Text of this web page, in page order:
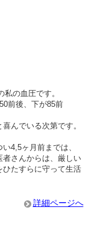
の血圧です。
前後、下が85前
んでいる次第です。
4,5ヶ月前までは、
者さんからは、厳しい
ひたすらに守って生活
詳細ページへ